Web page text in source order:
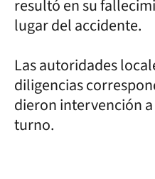
resultó en su
lugar del accidente.
Las autoridades
diligencias
dieron intervención
turno.